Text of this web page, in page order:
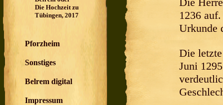
Die Hochzeit zu
Tübingen, 2017
Pforzheim
Sonstiges
Belrem digital
Impressum
1236
Urkunde
Die
Juni